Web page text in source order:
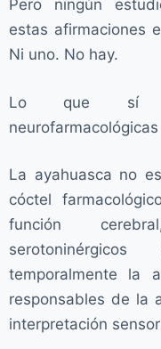
Pero ningún
estas afirmaciones
Ni uno. No hay.
Lo que sí
La ayahuasca no
cóctel
función
temporalmente la
responsables de la
interpretación